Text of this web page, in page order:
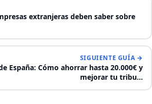
extranjeras deben saber sobre
SIGUIENTE GUÍA →
España: Cómo ahorrar hasta 20.000€ y
mejorar tu tribu…